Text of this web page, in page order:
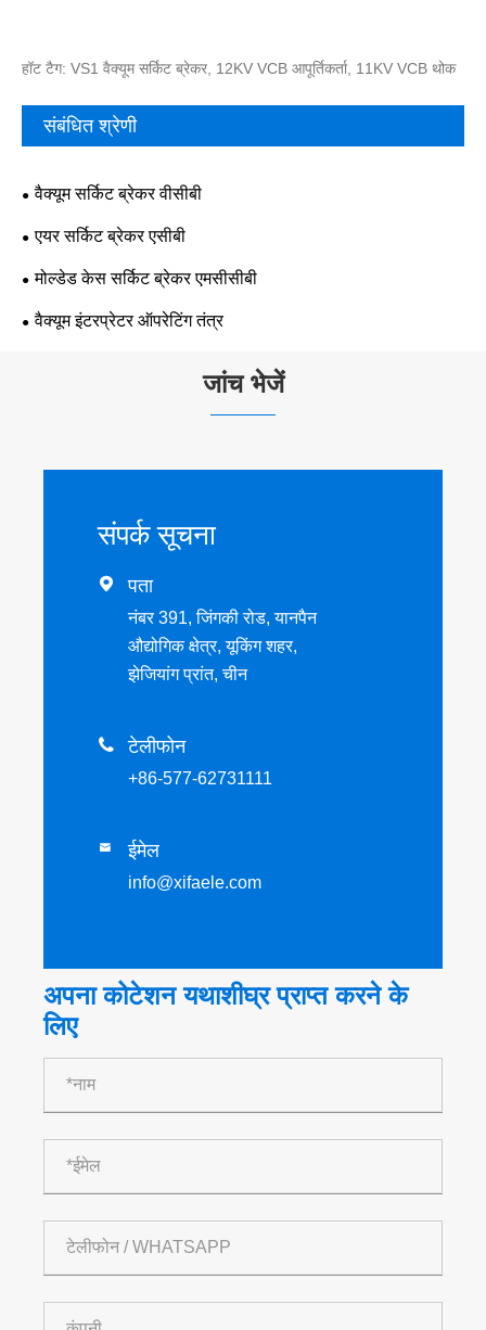
हॉट टैग: VS1 वैक्यूम सर्किट ब्रेकर, 12KV VCB आपूर्तिकर्ता, 11KV VCB थोक
संबंधित श्रेणी
वैक्यूम सर्किट ब्रेकर वीसीबी
एयर सर्किट ब्रेकर एसीबी
मोल्डेड केस सर्किट ब्रेकर एमसीसीबी
वैक्यूम इंटरप्रेटर ऑपरेटिंग तंत्र
जांच भेजें
संपर्क सूचना
 पता
नंबर 391, जिंगकी रोड, यानपैन
औद्योगिक क्षेत्र, यूकिंग शहर,
झेजियांग प्रांत, चीन
 टेलीफोन
+86-577-62731111
 ईमेल
info@xifaele.com
अपना कोटेशन यथाशीघ्र प्राप्त करने के
लिए